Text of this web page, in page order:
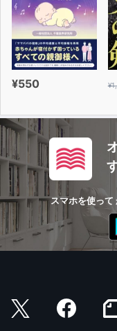
¥550
スマホを使って